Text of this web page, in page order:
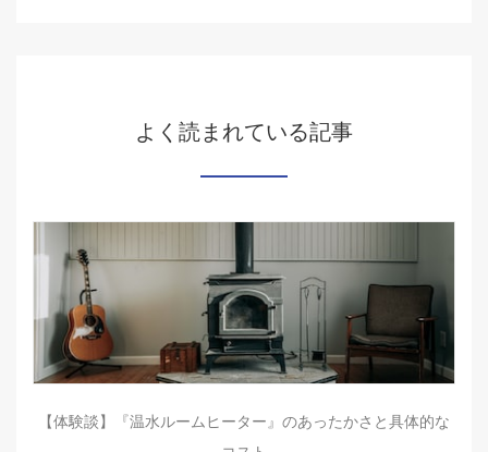
よく読まれている記事
【体験談】『温水ルームヒーター』のあったかさと具体的な